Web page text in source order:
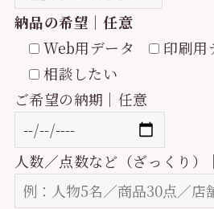
納品の希望｜任意
Web用データ
印刷用
相談したい
ご希望の納期｜任意
人数／点数など（ざっくり）